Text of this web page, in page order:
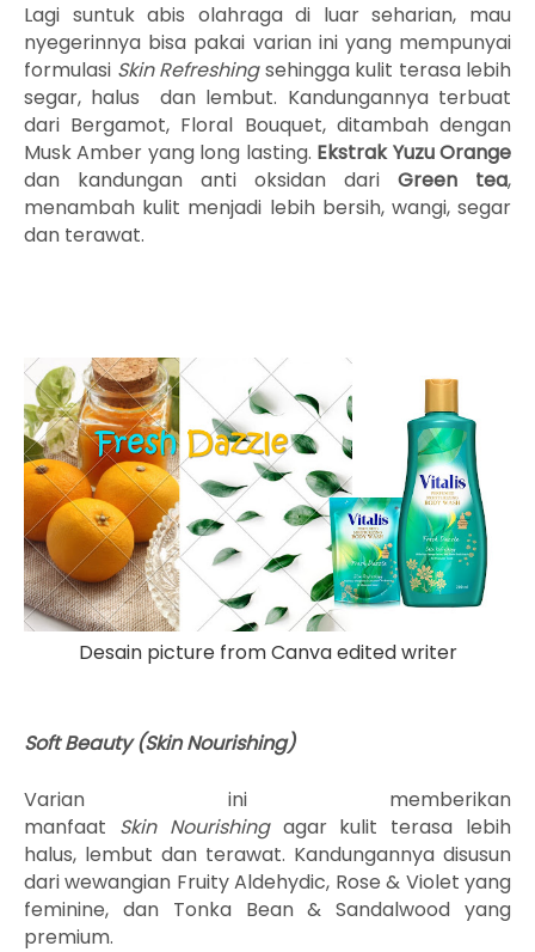
Lagi suntuk abis olahraga di luar seharian, mau
nyegerinnya bisa pakai varian ini yang mempunyai
formulasi SkinRefreshing sehingga kulit terasa lebih
segar, halus dan lembut. Kandungannya terbuat
dari Bergamot, Floral Bouquet, ditambah dengan
Musk Amber yang long lasting. Ekstrak Yuzu Orange
dan kandungan anti oksidan dari Green tea,
menambah kulit menjadi lebih bersih, wangi, segar
dan terawat.
Desain picture from Canva edited writer
Soft Beauty(Skin Nourishing)
Varian ini memberikan
manfaat Skin Nourishing agar kulit terasa lebih
halus, lembut dan terawat. Kandungannya disusun
dari wewangian Fruity Aldehydic, Rose & Violet yang
feminine, dan Tonka Bean & Sandalwood yang
premium.